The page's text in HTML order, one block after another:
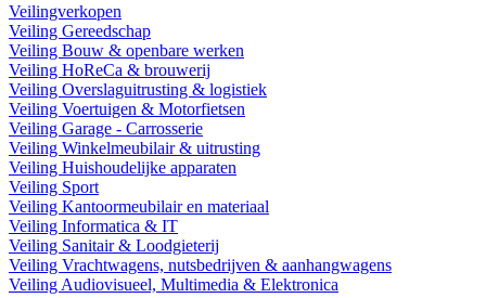
Veilingverkopen
Veiling Gereedschap
Veiling Bouw & openbare werken
Veiling HoReCa & brouwerij
Veiling Overslaguitrusting & logistiek
Veiling Voertuigen & Motorfietsen
Veiling Garage - Carrosserie
Veiling Winkelmeubilair & uitrusting
Veiling Huishoudelijke apparaten
Veiling Sport
Veiling Kantoormeubilair en materiaal
Veiling Informatica & IT
Veiling Sanitair & Loodgieterij
Veiling Vrachtwagens, nutsbedrijven & aanhangwagens
Veiling Audiovisueel, Multimedia & Elektronica